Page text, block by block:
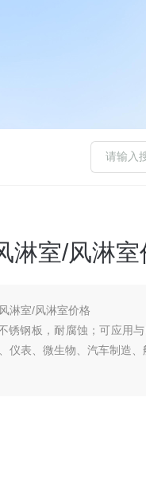
淋室/风淋室
淋室/风淋室价格
锈钢板，耐腐蚀；可应用
仪表、微生物、汽车制造、